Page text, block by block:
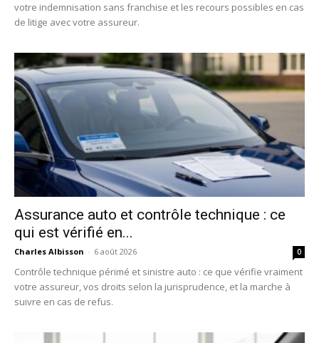
votre indemnisation sans franchise et les recours possibles en cas
de litige avec votre assureur.
Assurance auto et contrôle technique : ce
qui est vérifié en...
Charles Albisson - 6 août 2026 0
Contrôle technique périmé et sinistre auto : ce que vérifie vraiment
votre assureur, vos droits selon la jurisprudence, et la marche à
suivre en cas de refus.